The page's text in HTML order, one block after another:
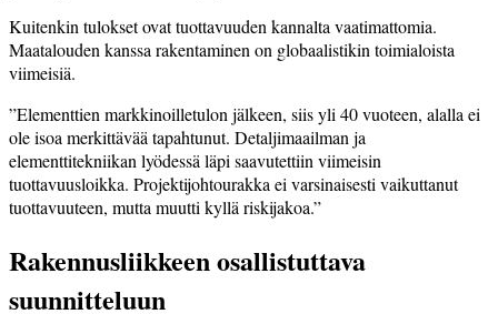
Kuitenkin tulokset ovat tuottavuuden kannalta vaatimattomia.
Maatalouden kanssa rakentaminen on globaalistikin toimialoista
viimeisiä.
”Elementtien markkinoilletulon jälkeen, siis yli 40 vuoteen, alalla ei
ole isoa merkittävää tapahtunut. Detaljimaailman ja
elementtitekniikan lyödessä läpi saavutettiin viimeisin
tuottavuusloikka. Projektijohtourakka ei varsinaisesti vaikuttanut
tuottavuuteen, mutta muutti kyllä riskijakoa.”
Rakennusliikkeen osallistuttava
suunnitteluun